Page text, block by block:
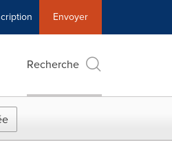
Envoyer
Recherche